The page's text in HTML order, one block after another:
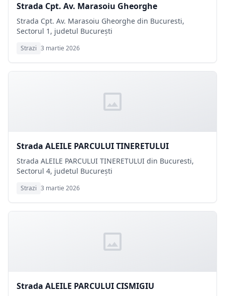
Strada Cpt. Av. Marasoiu Gheorghe
Strada Cpt. Av. Marasoiu Gheorghe din Bucuresti,
Sectorul 1, judetul București
Strazi 3 martie 2026
Strada ALEILE PARCULUI TINERETULUI
Strada ALEILE PARCULUI TINERETULUI din Bucuresti,
Sectorul 4, judetul București
Strazi 3 martie 2026
Strada ALEILE PARCULUI CISMIGIU